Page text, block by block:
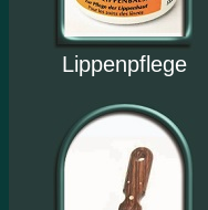
Lippenpflege